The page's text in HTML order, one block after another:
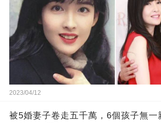
2023/04/12
被5婚妻子卷走五千萬，6個孩子無一